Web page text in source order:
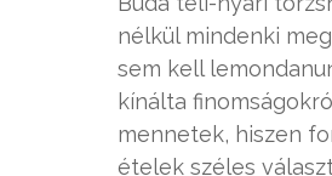
nélkül mindenki
sem kell
kínálta
mennetek, hiszen
ételek széles